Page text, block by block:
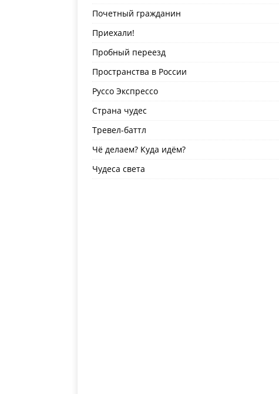
Почетный гражданин
Приехали!
Пробный переезд
Пространства в России
Руссо Экспрессо
Страна чудес
Тревел-баттл
Чё делаем? Куда идём?
Чудеса света